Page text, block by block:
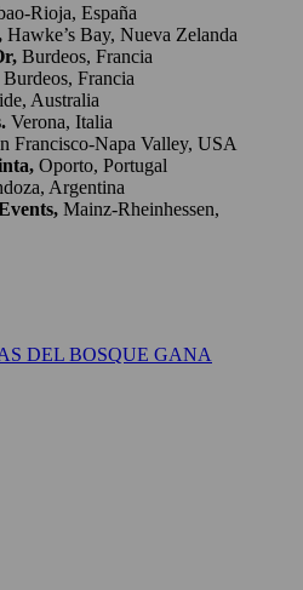
Rioja, España
Hawke’s Bay, Nueva Zelanda
Burdeos, Francia
Burdeos, Francia
Australia
Verona, Italia
Francisco-Napa Valley, USA
Oporto, Portugal
Argentina
Mainz-Rheinhessen,
DEL BOSQUE GANA